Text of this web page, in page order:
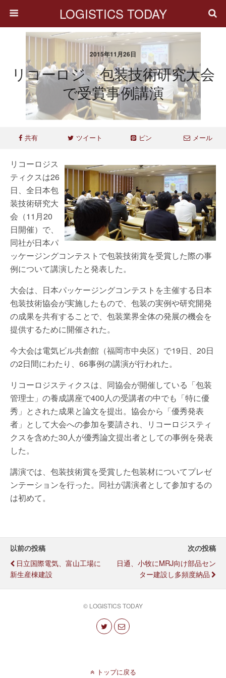
LOGISTICS TODAY
2015年11月26日
リコーロジ、包装技術研究大会
で受賞事例講演
共有 ツイート ピン メール
リコーロジス
ティクスは26
日、全日本包
装技術研究大
会（11月20
日開催）で、
同社が日本パ
ッケージングコンテストで包装技術賞を受賞した際の事
例について講演したと発表した。
大会は、日本パッケージングコンテストを主催する日本
包装技術協会が実施したもので、包装の実例や研究開発
の成果を共有することで、包装業界全体の発展の機会を
提供するために開催された。
今大会は電気ビル共創館（福岡市中央区）で19日、20日
の2日間にわたり、66事例の講演が行われた。
リコーロジスティクスは、同協会が開催している「包装
管理士」の養成講座で400人の受講者の中でも「特に優
秀」とされた成果と論文を提出。協会から「優秀発表
者」として大会への参加を要請され、リコーロジスティ
クスを含めた30人が優秀論文提出者としての事例を発表
した。
講演では、包装技術賞を受賞した包装材についてプレゼ
ンテーションを行った。同社が講演者として参加するの
は初めて。
以前の投稿
日立国際電気、富山工場に
新生産棟建設
次の投稿
日通、小牧にMRJ向け部品セン
ター建設し多頻度納品
© LOGISTICS TODAY
トップに戻る